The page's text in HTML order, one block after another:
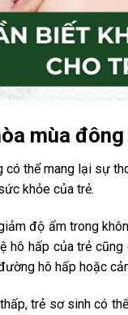
mùa
thể mang lại sự
khỏe của trẻ.
độ ẩm trong
hô hấp của trẻ
hô hấp hoặc
trẻ sơ sinh có